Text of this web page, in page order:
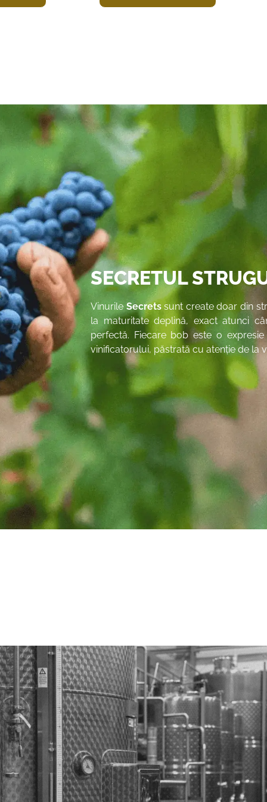
SECRETUL
Vinurile Secretssunt create doar din
la maturitate deplină, exact atunci
perfectă. Fiecare bob este o
vinificatorului, păstrată cu atenție de la